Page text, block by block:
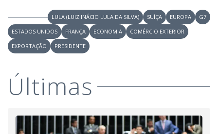
LULA (LUIZ INÁCIO LULA DA SILVA) SUÍÇA EUROPA
G7
ESTADOS UNIDOS
FRANÇA ECONOMIA
COMÉRCIO EXTERIOR
EXPORTAÇÃO
PRESIDENTE
Últimas